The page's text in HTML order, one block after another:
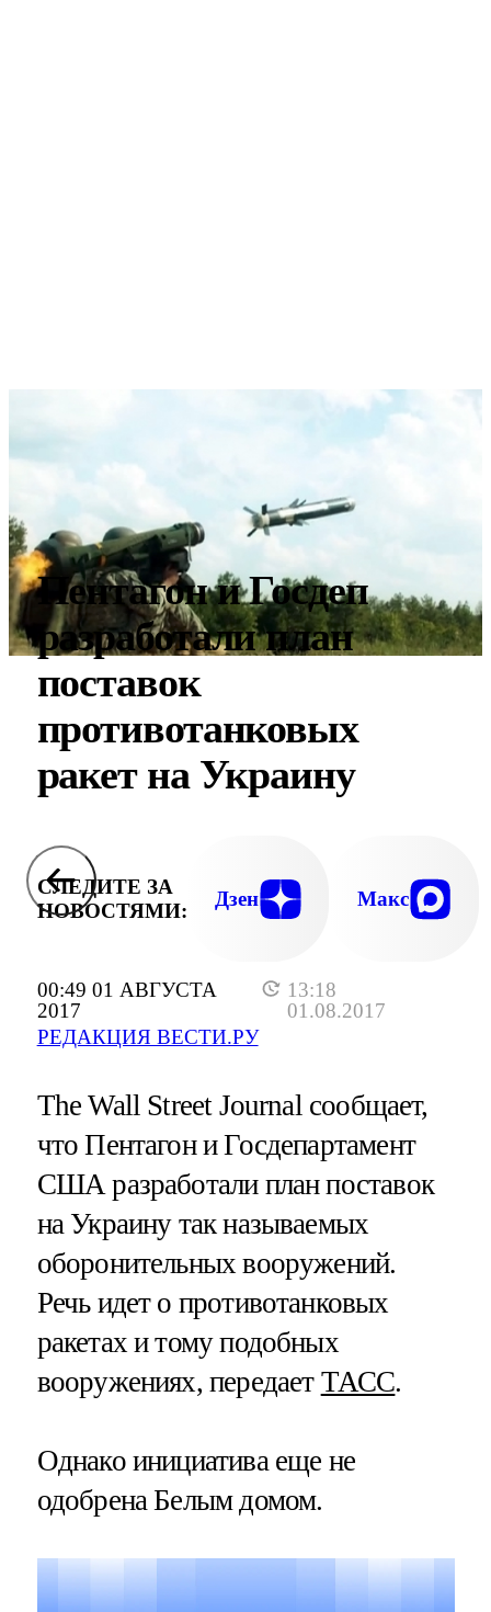
00:49 01 АВГУСТА
2017
13:18
01.08.2017
РЕДАКЦИЯ ВЕСТИ.РУ
Пентагон и Госдеп
разработали план
поставок
противотанковых
ракет на Украину
СЛЕДИТЕ ЗА
НОВОСТЯМИ:
Дзен Макс
The Wall Street Journal сообщает,
что Пентагон и Госдепартамент
США разработали план поставок
на Украину так называемых
оборонительных вооружений.
Речь идет о противотанковых
ракетах и тому подобных
вооружениях, передает ТАСС.
Однако инициатива еще не
одобрена Белым домом.